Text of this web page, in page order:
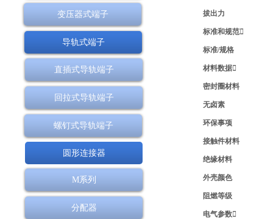
拔出力
标准和规范
标准/规格
材料数据
密封圈材料
无卤素
环保事项
接触件材料
绝缘材料
外壳颜色
阻燃等级
电气参数
变压器式端子
导轨式端子
直插式导轨端子
回拉式导轨端子
螺钉式导轨端子
圆形连接器
M系列
分配器